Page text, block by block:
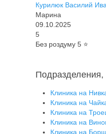
Курилюк Василий
Марина
09.10.2025
5
Без роздуму 5 ⭐️
Подразделения,
Клиника на
Клиника на
Клиника на
Клиника на
Клиника на